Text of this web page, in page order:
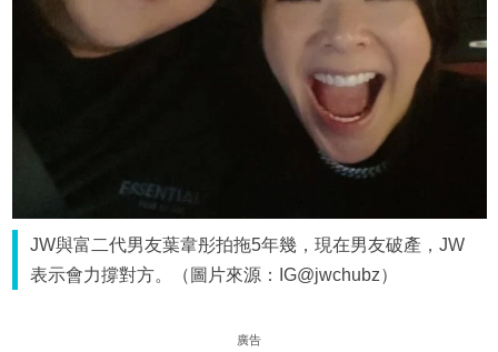
JW與富二代男友葉韋彤拍拖5年幾，現在男友破產，JW
表示會力撐對方。（圖片來源：IG@jwchubz）
廣告